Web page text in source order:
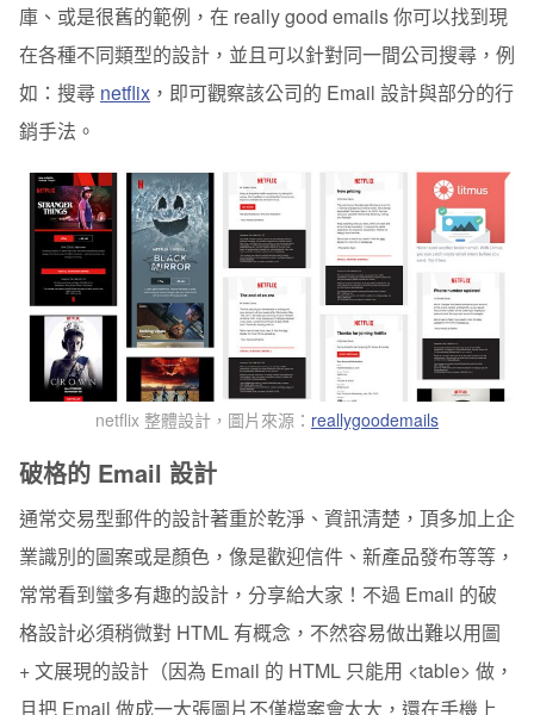
庫、或是很舊的範例，在 really good emails 你可以找到現
在各種不同類型的設計，並且可以針對同一間公司搜尋，例
如：搜尋 netflix ，即可觀察該公司的 Email 設計與部分的行
銷手法。
netflix 整體設計，圖片來源： reallygoodemails
破格的 Email 設計
通常交易型郵件的設計著重於乾淨、資訊清楚，頂多加上企
業識別的圖案或是顏色，像是歡迎信件、新產品發布等等，
常常看到蠻多有趣的設計，分享給大家！不過 Email 的破
格設計必須稍微對 HTML 有概念，不然容易做出難以用圖
+ 文展現的設計（因為 Email 的 HTML 只能用 <table> 做，
且把 Email 做成一大張圖片不僅檔案會太大，還在手機上